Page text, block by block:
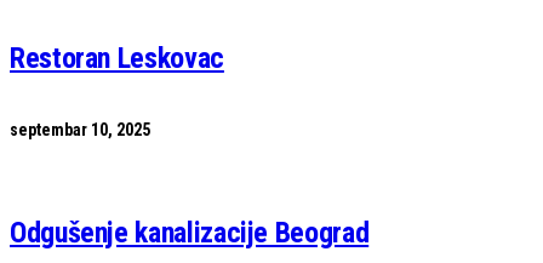
Restoran Leskovac
septembar 10, 2025
Odgušenje kanalizacije Beograd